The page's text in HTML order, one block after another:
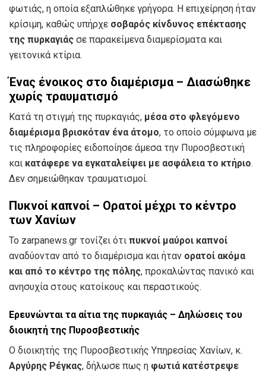
φωτιάς, η οποία εξαπλώθηκε γρήγορα. Η επιχείρηση ήταν
κρίσιμη, καθώς υπήρχε σοβαρός κίνδυνος επέκτασης
της πυρκαγιάς σε παρακείμενα διαμερίσματα και
γειτονικά κτίρια.
Ένας ένοικος στο διαμέρισμα – Διασώθηκε
χωρίς τραυματισμό
Κατά τη στιγμή της πυρκαγιάς, μέσα στο φλεγόμενο
διαμέρισμα βρισκόταν ένα άτομο, το οποίο σύμφωνα με
τις πληροφορίες ειδοποίησε άμεσα την Πυροσβεστική
και κατάφερε να εγκαταλείψει με ασφάλεια το κτήριο.
Δεν σημειώθηκαν τραυματισμοί.
Πυκνοί καπνοί – Ορατοί μέχρι το κέντρο
των Χανίων
Το zarpanews.gr τονίζει ότι πυκνοί μαύροι καπνοί
αναδύονταν από το διαμέρισμα και ήταν ορατοί ακόμα
και από το κέντρο της πόλης, προκαλώντας πανικό και
ανησυχία στους κατοίκους και περαστικούς.
Ερευνώνται τα αίτια της πυρκαγιάς – Δηλώσεις του
διοικητή της Πυροσβεστικής
Ο διοικητής της Πυροσβεστικής Υπηρεσίας Χανίων, κ.
Αργύρης Ρέγκας, δήλωσε πως η φωτιά κατέστρεψε